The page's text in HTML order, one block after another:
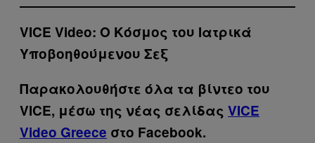
VICE Video: Ο Κόσμος του Ιατρικά
Υποβοηθούμενου Σεξ
Παρακολουθήστε όλα τα βίντεo του
VICE, μέσω της νέας σελίδας VICE
Video Greece στο Facebook.